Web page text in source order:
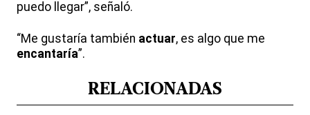
puedo llegar”, señaló.
“Me gustaría también actuar, es algo que me
encantaría”.
RELACIONADAS